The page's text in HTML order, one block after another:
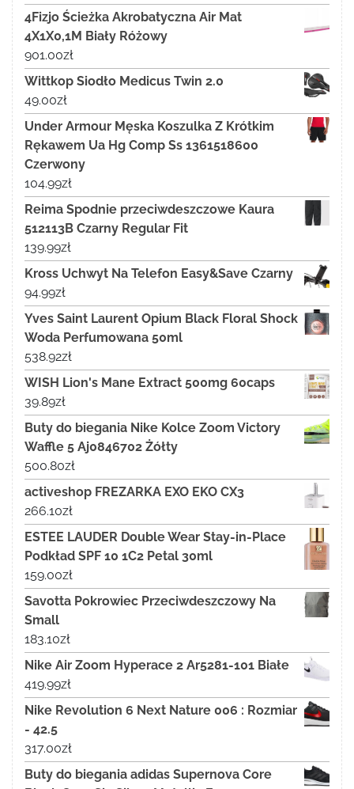
4Fizjo Ścieżka Akrobatyczna Air Mat
4X1X0,1M Biały Różowy
901.00zł
Wittkop Siodło Medicus Twin 2.0
49.00zł
Under Armour Męska Koszulka Z Krótkim
Rękawem Ua Hg Comp Ss 1361518600
Czerwony
104.99zł
Reima Spodnie przeciwdeszczowe Kaura
512113B Czarny Regular Fit
139.99zł
Kross Uchwyt Na Telefon Easy&Save Czarny
94.99zł
Yves Saint Laurent Opium Black Floral Shock
Woda Perfumowana 50ml
538.92zł
WISH Lion's Mane Extract 500mg 60caps
39.89zł
Buty do biegania Nike Kolce Zoom Victory
Waffle 5 Aj0846702 Żółty
500.80zł
activeshop FREZARKA EXO EKO CX3
266.10zł
ESTEE LAUDER Double Wear Stay-in-Place
Podkład SPF 10 1C2 Petal 30ml
159.00zł
Savotta Pokrowiec Przeciwdeszczowy Na
Small
183.10zł
Nike Air Zoom Hyperace 2 Ar5281-101 Białe
419.99zł
Nike Revolution 6 Next Nature 006 : Rozmiar
- 42.5
317.00zł
Buty do biegania adidas Supernova Core